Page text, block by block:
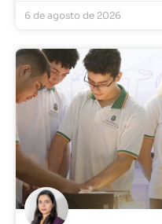
6 de agosto de 2026